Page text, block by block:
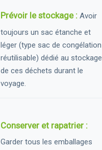
Prévoir le stockage : Avoir
toujours un sac étanche et
léger (type sac de congélation
réutilisable) dédié au stockage
de ces déchets durant le
voyage.
Conserver et rapatrier :
Garder tous les emballages